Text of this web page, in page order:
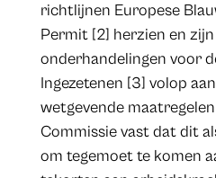
richtlijnen Europese
Permit [2] herzien en
onderhandelingen voor
Ingezetenen [3] volop
wetgevende
Commissie vast dat dit
om tegemoet te komen